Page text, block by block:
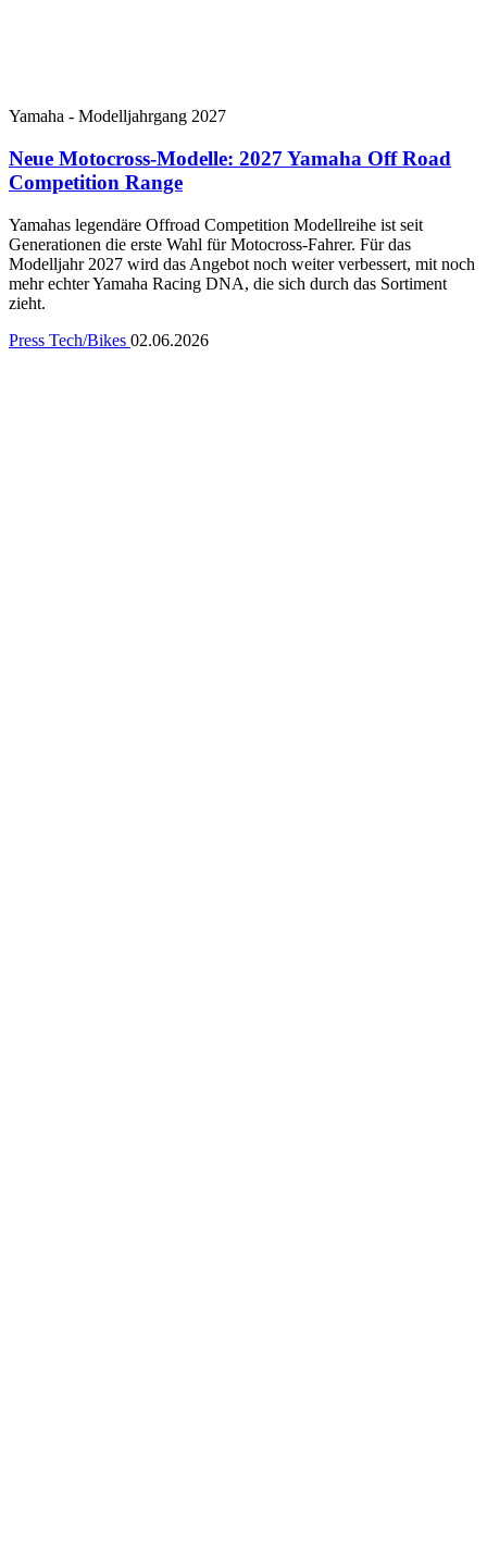
Yamaha - Modelljahrgang 2027
Neue Motocross-Modelle: 2027 Yamaha Off Road
Competition Range
Yamahas legendäre Offroad Competition Modellreihe ist seit
Generationen die erste Wahl für Motocross-Fahrer. Für das
Modelljahr 2027 wird das Angebot noch weiter verbessert, mit noch
mehr echter Yamaha Racing DNA, die sich durch das Sortiment
zieht.
Press Tech/Bikes 02.06.2026